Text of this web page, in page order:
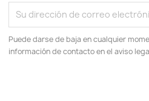
Puede darse de baja en cualquier
información de contacto en el aviso